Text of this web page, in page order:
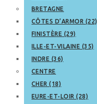
BRETAGNE
CÔTES D’ARMOR (22)
FINISTÈRE (29)
ILLE-ET-VILAINE (35)
INDRE (36)
CENTRE
CHER (18)
EURE-ET-LOIR (28)